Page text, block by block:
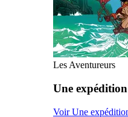
Les Aventureurs
Une
Voir Une